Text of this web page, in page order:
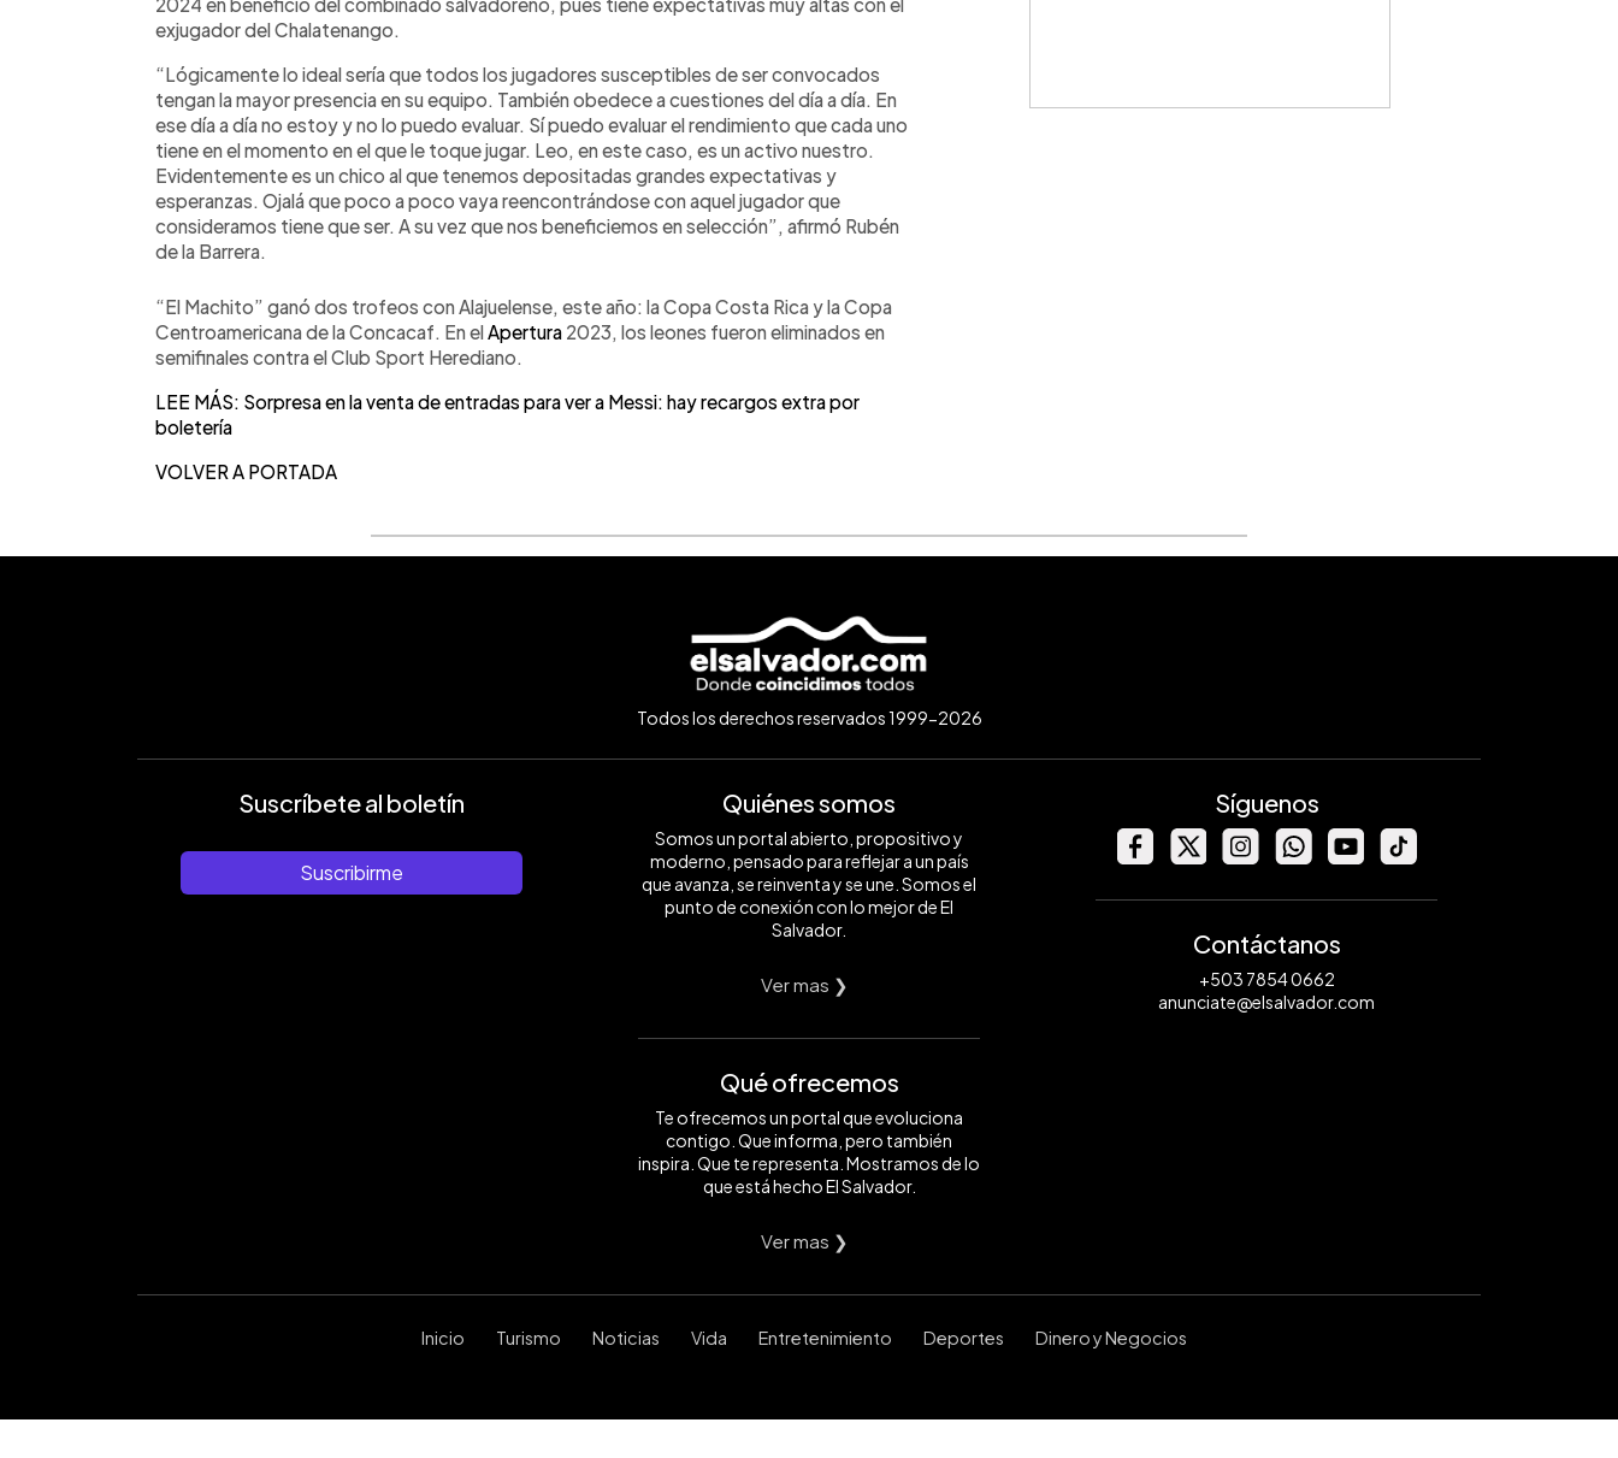
exjugador del Chalatenango.
“Lógicamente lo ideal sería que todos los jugadores susceptibles de ser convocados
tengan la mayor presencia en su equipo. También obedece a cuestiones del día a día. En
ese día a día no estoy y no lo puedo evaluar. Sí puedo evaluar el rendimiento que cada uno
tiene en el momento en el que le toque jugar. Leo, en este caso, es un activo nuestro.
Evidentemente es un chico al que tenemos depositadas grandes expectativas y
esperanzas. Ojalá que poco a poco vaya reencontrándose con aquel jugador que
consideramos tiene que ser. A su vez que nos beneficiemos en selección”, afirmó Rubén
de la Barrera.
“El Machito” ganó dos trofeos con Alajuelense, este año: la Copa Costa Rica y la Copa
Centroamericana de la Concacaf. En el Apertura 2023, los leones fueron eliminados en
semifinales contra el Club Sport Herediano.
LEE MÁS: Sorpresa en la venta de entradas para ver a Messi: hay recargos extra por
boletería
VOLVER A PORTADA
Todos los derechos reservados 1999-2026
Suscríbete al boletín
Suscribirme
Quiénes somos
Somos un portal abierto, propositivo y
moderno, pensado para reflejar a un país
que avanza, se reinventa y se une. Somos el
punto de conexión con lo mejor de El
Salvador.
Ver mas ❯
Qué ofrecemos
Te ofrecemos un portal que evoluciona
contigo. Que informa, pero también
inspira. Que te representa. Mostramos de lo
que está hecho El Salvador.
Ver mas ❯
Síguenos
Contáctanos
+503 7854 0662
anunciate@elsalvador.com
Inicio Turismo Noticias Vida Entretenimiento Deportes Dinero y Negocios